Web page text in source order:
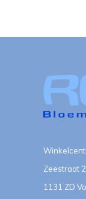
Zeestraat
1131 ZD